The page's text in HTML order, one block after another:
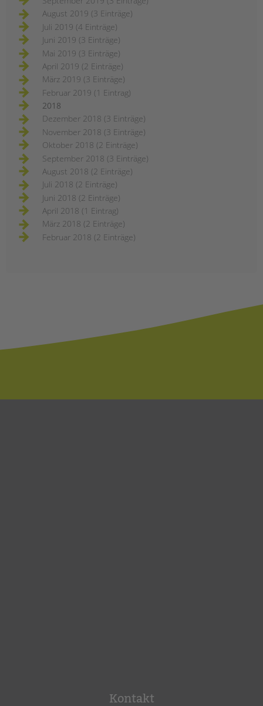
August 2019 (3 Einträge)
Juli 2019 (4 Einträge)
Juni 2019 (3 Einträge)
Mai 2019 (3 Einträge)
April 2019 (2 Einträge)
März 2019 (3 Einträge)
Februar 2019 (1 Eintrag)
2018
Dezember 2018 (3 Einträge)
November 2018 (3 Einträge)
Oktober 2018 (2 Einträge)
September 2018 (3 Einträge)
August 2018 (2 Einträge)
Juli 2018 (2 Einträge)
Juni 2018 (2 Einträge)
April 2018 (1 Eintrag)
März 2018 (2 Einträge)
Februar 2018 (2 Einträge)
Kontakt